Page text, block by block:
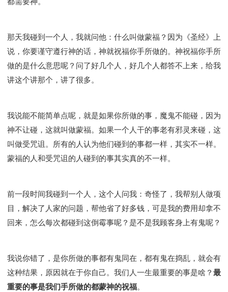
那天我碰到一个人，我就问他：什么叫做蒙福？因为《圣经》上
说，你要谨守遵行神的话，神就祝福你手所做的。神祝福你手所
做的是什么意思呢？问了好几个人，好几个人都答不上来，给我
讲这个讲那个，讲了很多。
我说能不能简单点呢，就是如果你所做的事，魔鬼不能碰，因为
神不让碰，这就叫做蒙福。如果一个人干的事老有邪灵来碰，这
叫做受咒诅。所有的人认为他们碰到的事都一样，其实不一样。
蒙福的人和受咒诅的人碰到的事其实真的不一样。
前一段时间我碰到一个人，这个人问我：奇怪了，我帮别人做项
目，解决了人家的问题，帮他省了好多钱，可是我的费用却拿不
回来，怎么每次都碰到这倒霉事呢？是不是我顾客身上有鬼呢？
我说你错了，是你所做的事都有鬼同在，都有鬼在捣乱，就会有
这种结果，原因就在于你自己。我们人一生最重要的事是啥？ 最
重要的事是我们手所做的都蒙神的祝福。